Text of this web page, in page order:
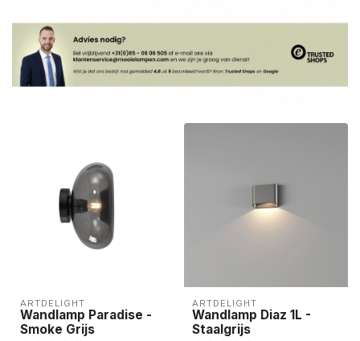
ARTDELIGHT
Wandlamp Paradise -
Smoke Grijs
ARTDELIGHT
Wandlamp Diaz 1L -
Staalgrijs